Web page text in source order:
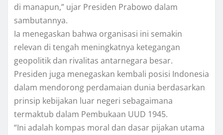
di manapun,” ujar Presiden Prabowo dalam
sambutannya.
Ia menegaskan bahwa organisasi ini semakin
relevan di tengah meningkatnya ketegangan
geopolitik dan rivalitas antarnegara besar.
Presiden juga menegaskan kembali posisi Indonesia
dalam mendorong perdamaian dunia berdasarkan
prinsip kebijakan luar negeri sebagaimana
termaktub dalam Pembukaan UUD 1945.
“Ini adalah kompas moral dan dasar pijakan utama